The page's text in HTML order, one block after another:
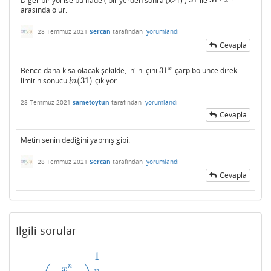
arasında olur.
28 Temmuz 2021 Sercan tarafından yorumlandı
Cevapla
Bence daha kısa olacak şekilde, ln'in içini 31x
31x çarp bölünce direk
limitin sonucu ln(31)
ln(31) çıkıyor
28 Temmuz 2021 sametoytun tarafından yorumlandı
Cevapla
Metin senin dediğini yapmış gibi.
28 Temmuz 2021 Sercan tarafından yorumlandı
Cevapla
İlgili sorular
n
1